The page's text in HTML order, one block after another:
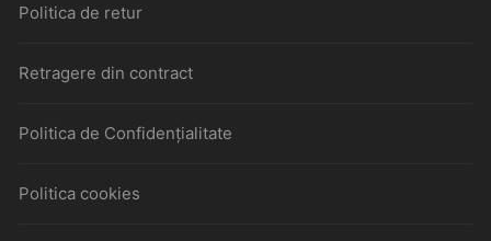
Politica de retur
Retragere din contract
Politica de Confidențialitate
Politica cookies